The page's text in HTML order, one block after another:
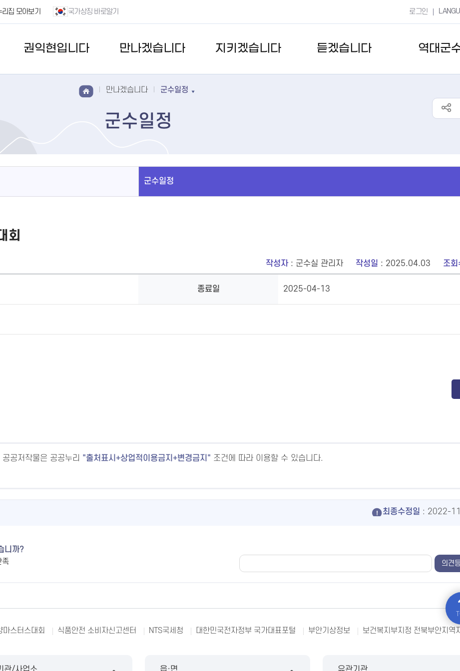
리집 모아보기 국가상징 바로알기 로그인
권익현입니다 만나겠습니다 지키겠습니다 듣겠습니다 역대군
만나겠습니다 군수일정
군수일정
군수일정
회
작성자: 군수실 관리자 작성일 : 2025.04.03 조회
종료일 2025-04-13
공저작물은 공공누리 출처표시+상업적이용금지+변경금지 조건에 따라 이용할 수 있습니다.
최종수정일 : 2022-
니까?
족
스터스대회 식품안전 소비자신고센터 NTS국세청 대한민국전자정부 국가대표포털 부안기상정보 보건복지부지정 전북부안지역